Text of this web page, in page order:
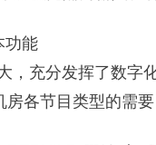
功能
，充分发挥了数字
各节目类型的需要